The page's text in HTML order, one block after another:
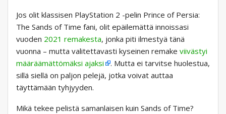
Jos olit klassisen PlayStation 2 -pelin Prince of Persia:
The Sands of Time fani, olit epäilemättä innoissasi
vuoden 2021 remakesta, jonka piti ilmestyä tänä
vuonna – mutta valitettavasti kyseinen remake viivästyi
määräämättömäksi ajaksi
. Mutta ei tarvitse huolestua,
sillä siellä on paljon pelejä, jotka voivat auttaa
täyttämään tyhjyyden.
Mikä tekee pelistä samanlaisen kuin Sands of Time?